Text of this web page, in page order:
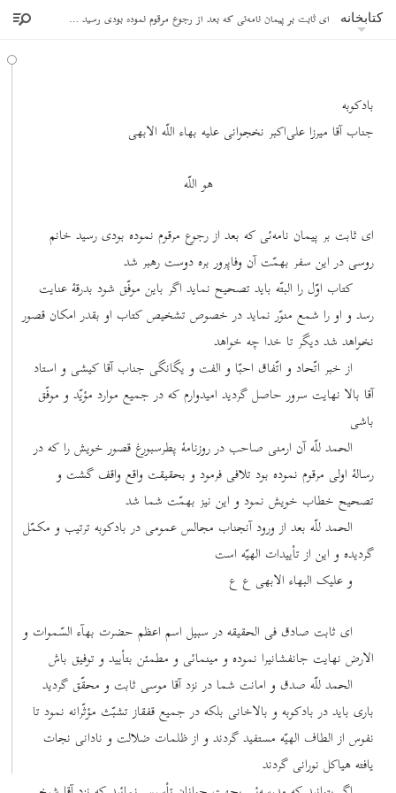
کتابخانه ای ثابت بر پیمان نامه‌ئی که بعد از رجوع مرقوم نموده بودی رسید خانم روسی در این سفر بهمّت
بادکوبه
جناب آقا میرزا علی‌اکبر نخجوانی علیه بهاء اللّه الابهی
هو اللّه
ای ثابت بر پیمان نامه‌ئی که بعد از رجوع مرقوم نموده بودی رسید خانم
روسی در این سفر بهمّت آن وفاپرور بره دوست رهبر شد
کتاب اوّل را البتّه باید تصحیح نماید اگر باین موفّق شود بدرقۀ عنایت
رسد و او را شمع منوّر نماید در خصوص تشخیص کتاب او بقدر امکان قصور
نخواهد شد دیگر تا خدا چه خواهد
از خبر اتّحاد و اتّفاق احبّا و الفت و یگانگی جناب آقا کیشی و استاد
آقا بالا نهایت سرور حاصل گردید امیدوارم که در جمیع موارد مؤیّد و موفّق
باشی
الحمد للّه آن ارمنی صاحب در روزنامۀ پطرسبورغ قصور خویش را که در
رسالۀ اولی مرقوم نموده بود تلافی فرمود و بحقیقت واقع واقف گشت و
تصحیح خطاب خویش نمود و این نیز بهمّت شما شد
الحمد للّه بعد از ورود آنجناب مجالس عمومی در بادکوبه ترتیب و مکمّل
گردیده و این از تأییدات الهیّه است
و علیک البهاء الابهی ع ع
ای ثابت صادق فی ‌الحقیقه در سبیل اسم اعظم حضرت بهآء السّموات و
الارض نهایت جانفشانیرا نموده و مینمائی و مطمئن بتأیید و توفیق باش
الحمد للّه صدق و امانت شما در نزد آقا موسی ثابت و محقّق گردید
باری باید در بادکوبه و بالاخانی بلکه در جمیع قفقاز تشبّث مؤثّرانه نمود تا
نفوس از الطاف الهیّه مستفید گردند و از ظلمات ضلالت و نادانی نجات
یافته هیاکل نورانی گردند